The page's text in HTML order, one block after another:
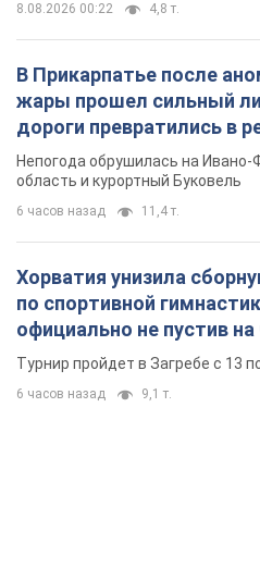
8.08.2026 00:22 4,8 т.
В Прикарпатье после
жары прошел сильный
дороги превратились в
Непогода обрушилась на Ивано-
область и курортный Буковель
6 часов назад 11,4 т.
Хорватия унизила
по спортивной
официально не пустив
Европы основных
Турнир пройдет в Загребе с 13
6 часов назад 9,1 т.